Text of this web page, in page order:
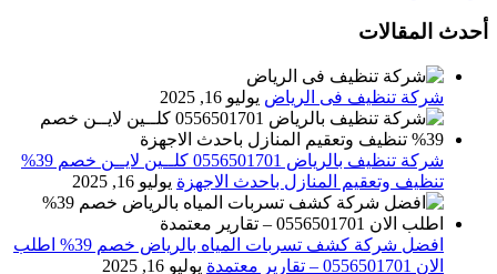
أحدث المقالات
شركة تنظيف فى الرياض يوليو 16, 2025
شركة تنظيف بالرياض 0556501701 كلــين لايــن خصم 39%
تنظيف وتعقيم المنازل باحدث الاجهزة يوليو 16, 2025
افضل شركة كشف تسربات المياه بالرياض خصم 39% اطلب
الان 0556501701‬‏ – تقارير معتمدة
يوليو 16, 2025